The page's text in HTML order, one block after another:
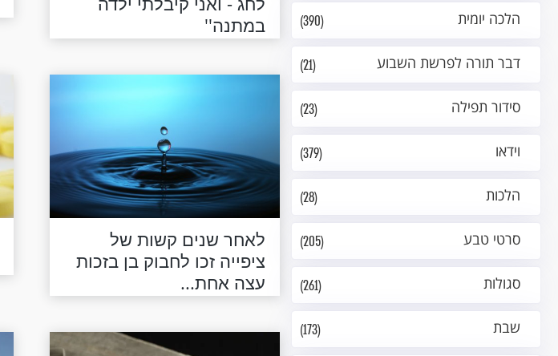
(390) הלכה יומית
(21) דבר תורה לפרשת השבוע
(23) סידור תפילה
(379) וידאו
(28) הלכות
(205) סרטי טבע
(261) סגולות
(173) שבת
במתנה''
לאחר שנים קשות של
ציפייה זכו לחבוק בן בזכות
עצה אחת...